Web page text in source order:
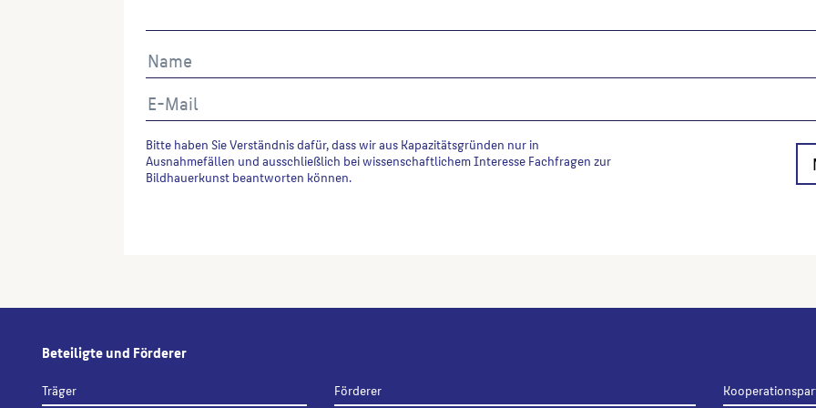
Bitte haben Sie Verständnis dafür, dass wir aus Kapazitätsgründen nur in
Ausnahmefällen und ausschließlich bei wissenschaftlichem Interesse Fachfragen zur
Bildhauerkunst beantworten können.
Beteiligte und Förderer
Träger Förderer